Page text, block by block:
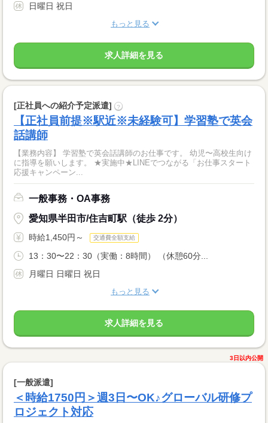
日曜日 祝日
もっと見る
求人詳細を見る
[正社員への紹介予定派遣] ?
【正社員前提※駅近※未経験可】学習塾で英会
話講師
【業務内容】 学習塾で英会話講師のお仕事です。 幼児〜高校生向け
に指導を願いします。 ★実施中★LINEでつながる「お仕事スタート
応援キャンペーン...
一般事務・OA事務
愛知県半田市/住吉町駅（徒歩 2分）
時給1,450円～ 交通費全額支給
13：30〜22：30（実働：8時間） （休憩60分...
月曜日 日曜日 祝日
もっと見る
求人詳細を見る
3日以内公開
[一般派遣]
＜時給1750円＞週3日〜OK♪グローバル研修プ
ロジェクト対応